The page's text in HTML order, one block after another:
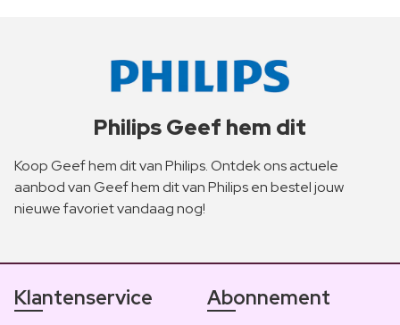
Philips Geef hem dit
Koop Geef hem dit van Philips. Ontdek ons actuele
aanbod van Geef hem dit van Philips en bestel jouw
nieuwe favoriet vandaag nog!
Klantenservice Abonnement